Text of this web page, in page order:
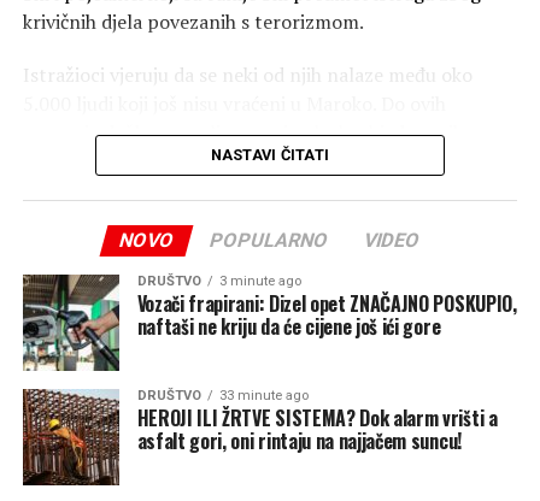
krivičnih djela povezanih s terorizmom.
Istražioci vjeruju da se neki od njih nalaze među oko
saznanja došlo se analizom snimaka bezbjednosnih
kamera, a slučaj istražuju pripadnici Generalnog
Informativnog štaba Civilne garde.
Istraga je i dalje u toku, a nadležne službe ne isključuju
mogućnost da bi broj osoba povezanih sa džihadističkim
mrežama mogao biti veći.
NASTAVI ČITATI
NOVO POPULARNO VIDEO
DRUŠTVO 3 minute ago
Vozači frapirani: Dizel opet ZNAČAJNO POSKUPIO,
naftaši ne kriju da će cijene još ići gore
DRUŠTVO 33 minute ago
HEROJI ILI ŽRTVE SISTEMA? Dok alarm vrišti a
asfalt gori, oni rintaju na najjačem suncu!